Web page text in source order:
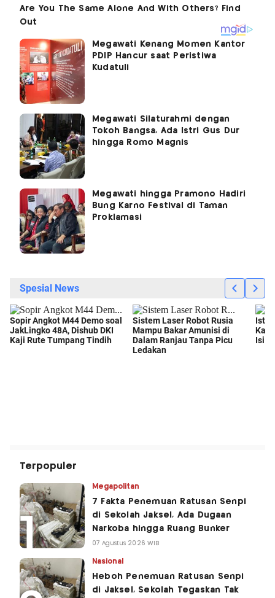
Megawati Kenang Momen Kantor
PDIP Hancur saat Peristiwa
Kudatuli
Megawati Silaturahmi dengan
Tokoh Bangsa, Ada Istri Gus Dur
hingga Romo Magnis
Megawati hingga Pramono Hadiri
Bung Karno Festival di Taman
Proklamasi
Terpopuler
Megapolitan
7 Fakta Penemuan Ratusan Senpi
di Sekolah Jaksel, Ada Dugaan
Narkoba hingga Ruang Bunker
07 Agustus 2026 WIB
Nasional
Heboh Penemuan Ratusan Senpi
di Jaksel, Sekolah Tegaskan Tak